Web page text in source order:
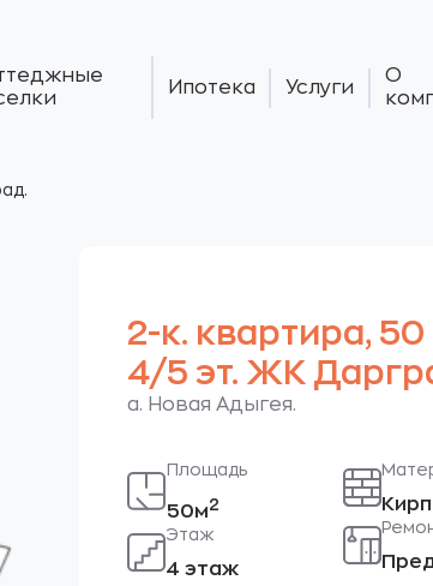
Ипотека Услуги
О
2-к. квартира, 50
4/5 эт. ЖК
а. Новая Адыгея.
Площадь
50м2
Этаж
4 этаж